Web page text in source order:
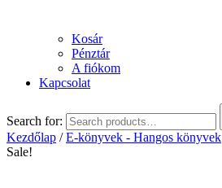
Kosár
Pénztár
A fiókom
Kapcsolat
Search for:
Kezdőlap /E-könyvek - Hangos könyvek
Sale!